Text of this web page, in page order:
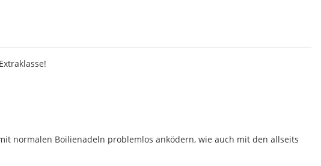
normalen Boilienadeln problemlos anködern, wie auch mit den allseits